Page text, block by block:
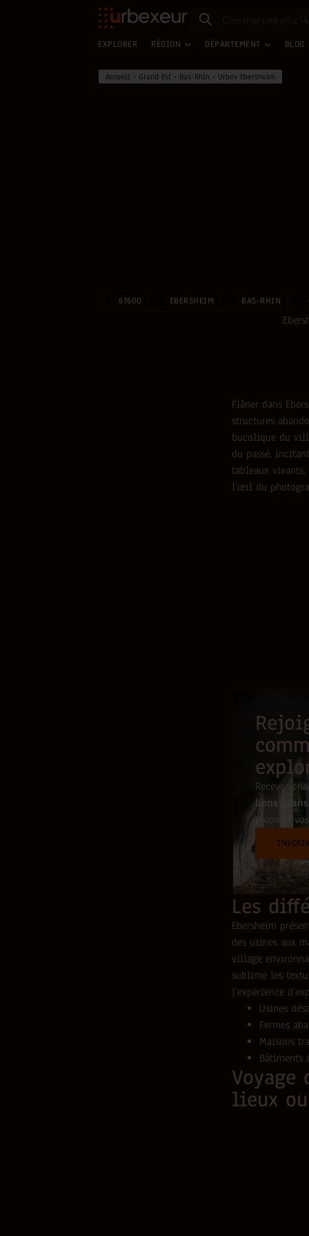
EXPLORER RÉGION DÉPARTEMENT BLOG
Accueil • Grand Est • Bas-Rhin • Urbex Ebersheim
67600 EBERSHEIM BAS-RHIN
Flâner dans
structures
bucolique du
du passé,
tableaux
l’œil du
Recevez
bons
préparer
Les
Ebersheim
des usines aux
village
sublime les
l’expérience
Usines
Fermes
Maisons
Bâtiments
Voyage
lieux